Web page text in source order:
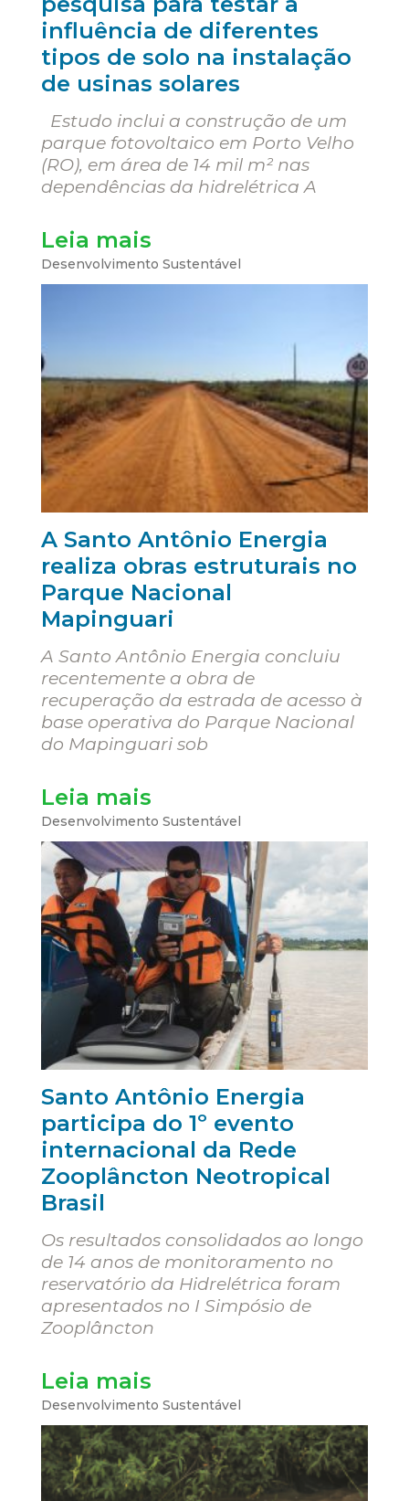
influência de diferentes
tipos de solo na instalação
de usinas solares
Estudo inclui a construção de um
parque fotovoltaico em Porto Velho
(RO), em área de 14 mil m² nas
dependências da hidrelétrica A
Leia mais
Desenvolvimento Sustentável
A Santo Antônio Energia
realiza obras estruturais no
Parque Nacional
Mapinguari
A Santo Antônio Energia concluiu
recentemente a obra de
recuperação da estrada de acesso à
base operativa do Parque Nacional
do Mapinguari sob
Leia mais
Desenvolvimento Sustentável
Santo Antônio Energia
participa do 1º evento
internacional da Rede
Zooplâncton Neotropical
Brasil
Os resultados consolidados ao longo
de 14 anos de monitoramento no
reservatório da Hidrelétrica foram
apresentados no I Simpósio de
Zooplâncton
Leia mais
Desenvolvimento Sustentável